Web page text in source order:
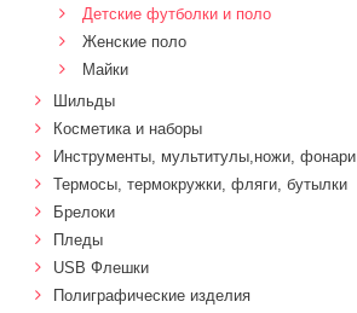
Детские футболки и поло
Женские поло
Майки
Шильды
Косметика и наборы
Инструменты, мультитулы,ножи, фонари
Термосы, термокружки, фляги, бутылки
Брелоки
Пледы
USB Флешки
Полиграфические изделия